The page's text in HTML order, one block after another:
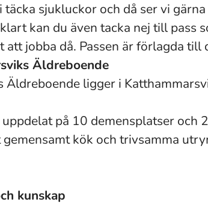
täcka sjukluckor och då ser vi
kan du även tacka nej till pass
att jobba då. Passen är förlagda
Äldreboende
Äldreboende ligger i
på 10 demensplatser och
kök och trivsamma
kunskap